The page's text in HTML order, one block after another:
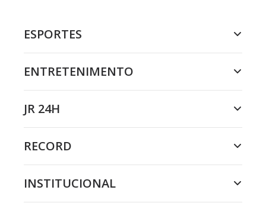
ESPORTES
ENTRETENIMENTO
JR 24H
RECORD
INSTITUCIONAL